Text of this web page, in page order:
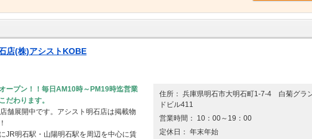
店(株)アシストKOBE
ープン！！毎日AM10時～PM19時迄営業
だわります。
舗展開中です。アシスト明石店は掲載物
JR明石駅・山陽明石駅を周辺を中心に賃
住所： 兵庫県明石市大明石町1-7-4 白菊グラ
ドビル411
営業時間： 10：00～19：00
定休日： 年末年始